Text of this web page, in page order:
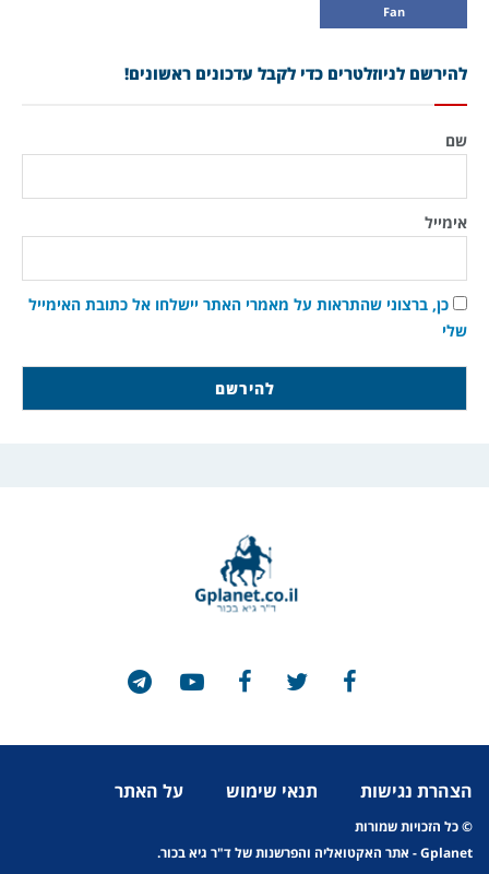
Fan
להירשם לניוזלטרים כדי לקבל עדכונים ראשונים!
שם
אימייל
כן, ברצוני שהתראות על מאמרי האתר יישלחו אל כתובת האימייל
שלי
הצהרת נגישות תנאי שימוש על האתר
© כל הזכויות שמורות
Gplanet- אתר האקטואליה והפרשנות של ד"ר גיא בכור.